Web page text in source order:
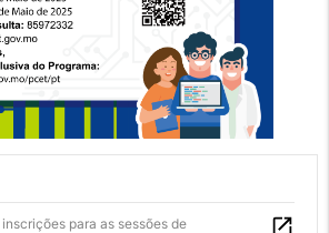
para as sessões de